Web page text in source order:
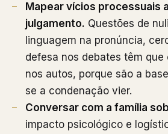
Mapear vícios processuais
julgamento. Questões de
linguagem na pronúncia,
defesa nos debates têm
nos autos, porque são a
se a condenação vier.
Conversar com a família
impacto psicológico e